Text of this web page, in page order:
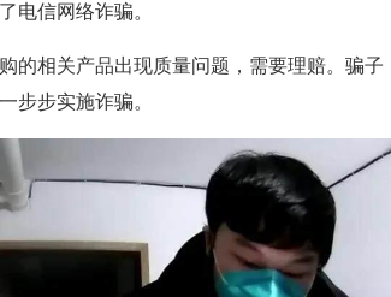
信网络诈骗。
相关产品出现质量问题，需要理赔。骗子
步步实施诈骗。